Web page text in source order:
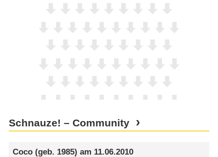
Schnauze! – Community
Coco (geb. 1985) am 11.06.2010